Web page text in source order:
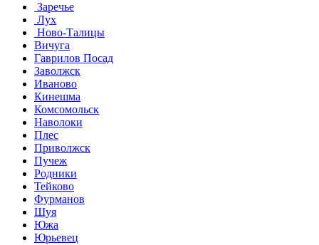
Заречье
Лух
Ново-Талицы
Вичуга
Гаврилов Посад
Заволжск
Иваново
Кинешма
Комсомольск
Наволоки
Плес
Приволжск
Пучеж
Родники
Тейково
Фурманов
Шуя
Южа
Юрьевец